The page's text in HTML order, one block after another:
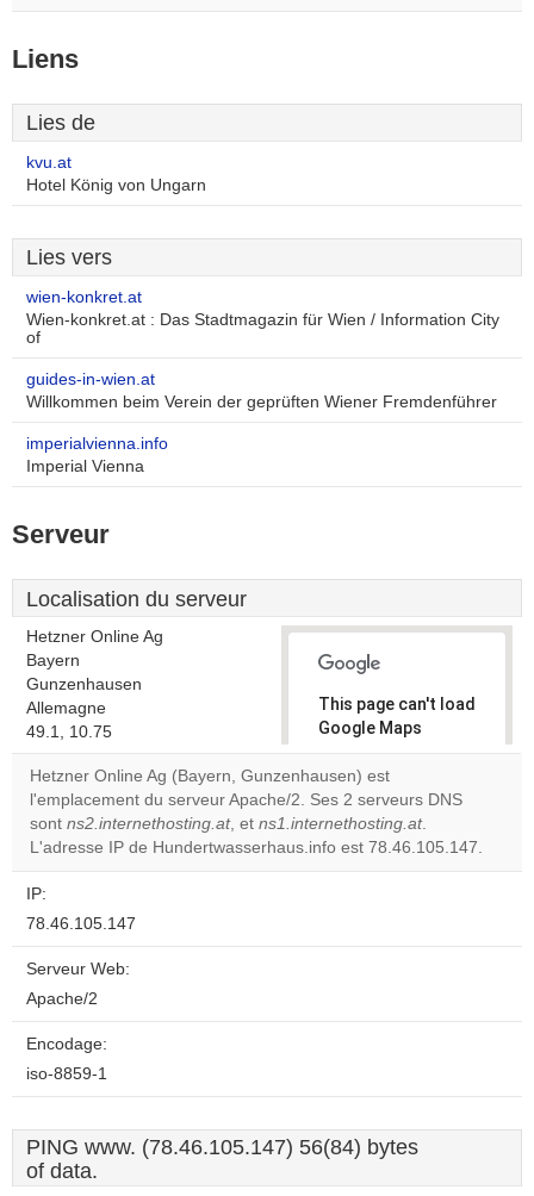
Liens
Lies de
kvu.at
Hotel König von Ungarn
Lies vers
wien-konkret.at
Wien-konkret.at : Das Stadtmagazin für Wien / Information City
of
guides-in-wien.at
Willkommen beim Verein der geprüften Wiener Fremdenführer
imperialvienna.info
Imperial Vienna
Serveur
Localisation du serveur
Hetzner Online Ag
Bayern
Gunzenhausen
Allemagne
49.1, 10.75
This page can't load
Google Maps
correctly.
Do you
own this
website?
Hetzner Online Ag (Bayern, Gunzenhausen) est
l'emplacement du serveur Apache/2. Ses 2 serveurs DNS
sont ns2.internethosting.at, et ns1.internethosting.at.
L'adresse IP de Hundertwasserhaus.info est 78.46.105.147.
IP:
78.46.105.147
Serveur Web:
Apache/2
Encodage:
iso-8859-1
PING www. (78.46.105.147) 56(84) bytes
of data.